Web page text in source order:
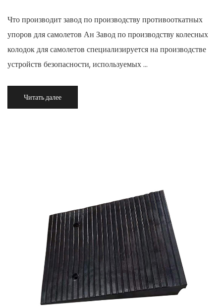
Что производит завод по производству противооткатных
упоров для самолетов Ан Завод по производству колесных
колодок для самолетов специализируется на производстве
устройств безопасности, используемых ...
Читать далее